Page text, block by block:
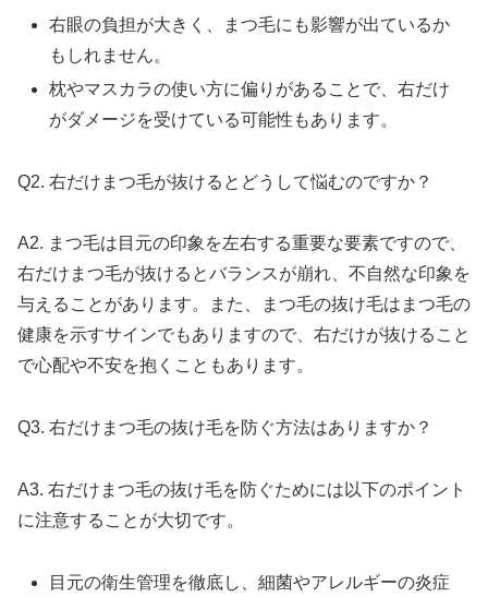
右眼の負担が大きく、まつ毛にも影響が出ているか
もしれません。
枕やマスカラの使い方に偏りがあることで、右だけ
がダメージを受けている可能性もあります。
Q2. 右だけまつ毛が抜けるとどうして悩むのですか？
A2. まつ毛は目元の印象を左右する重要な要素ですので、
右だけまつ毛が抜けるとバランスが崩れ、不自然な印象を
与えることがあります。また、まつ毛の抜け毛はまつ毛の
健康を示すサインでもありますので、右だけが抜けること
で心配や不安を抱くこともあります。
Q3. 右だけまつ毛の抜け毛を防ぐ方法はありますか？
A3. 右だけまつ毛の抜け毛を防ぐためには以下のポイント
に注意することが大切です。
目元の衛生管理を徹底し、細菌やアレルギーの炎症